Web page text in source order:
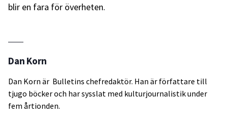
blir en fara för överheten.
Dan Korn
Dan Korn är Bulletins chefredaktör. Han är författare till
tjugo böcker och har sysslat med kulturjournalistik under
fem årtionden.